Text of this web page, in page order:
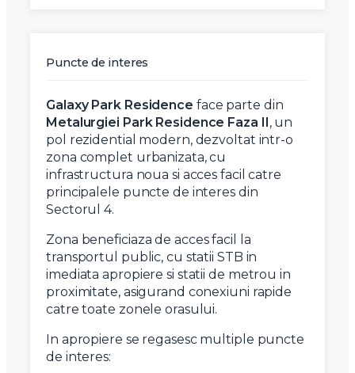
Puncte de interes
Galaxy Park Residence face parte din
Metalurgiei Park Residence Faza II , un
pol rezidential modern, dezvoltat intr-o
zona complet urbanizata, cu
infrastructura noua si acces facil catre
principalele puncte de interes din
Sectorul 4.
Zona beneficiaza de acces facil la
transportul public, cu statii STB in
imediata apropiere si statii de metrou in
proximitate, asigurand conexiuni rapide
catre toate zonele orasului.
In apropiere se regasesc multiple puncte
de interes: